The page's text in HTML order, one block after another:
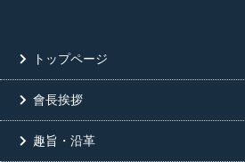
トップページ
會長挨拶
趣旨・沿革